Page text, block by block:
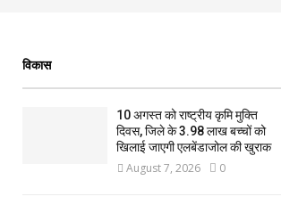
विकास
10 अगस्त को राष्ट्रीय कृमि मुक्ति
दिवस, जिले के 3.98 लाख बच्चों को
खिलाई जाएगी एलबेंडाजोल की खुराक
August 7, 2026 0